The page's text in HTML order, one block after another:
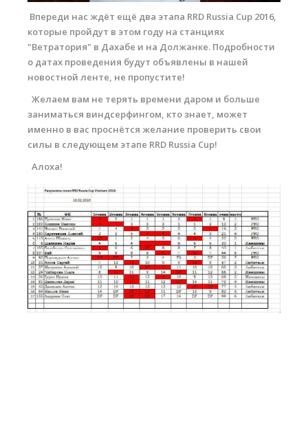
Впереди нас ждёт ещё два этапа RRD Russia Cup 2016,
которые пройдут в этом году на станциях
"Ветратория" в Дахабе и на Должанке. Подробности
о датах проведения будут объявлены в нашей
новостной ленте, не пропустите!
Желаем вам не терять времени даром и больше
заниматься виндсерфингом, кто знает, может
именно в вас проснётся желание проверить свои
силы в следующем этапе RRD Russia Cup!
Алоха!
rparop.jpg